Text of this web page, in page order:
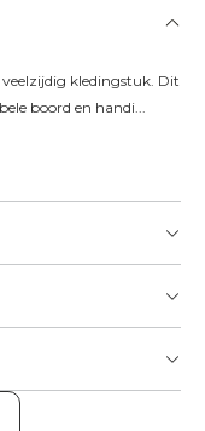
veelzijdig kledingstuk. Dit
boord en handi...